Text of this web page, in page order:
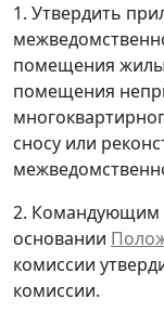
1. Утвердить
помещения
помещения
сносу или
2. Командующим
основании
комиссии
комиссии.